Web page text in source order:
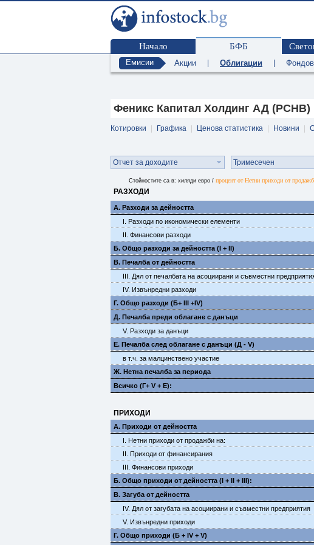
Начало БФБ
Емисии Акции Облигации
Феникс Капитал Холдинг АД (PCHB)
Котировки Графика Ценова статистика Новини
Отчет за доходите Тримесечен
Стойностите са в: хиляди евро / процент от Нетни приходи от
РАЗХОДИ
А. Разходи за дейността
I. Разходи по икономически елементи
II. Финансови разходи
Б. Общо разходи за дейността (I + II)
В. Печалба от дейността
III. Дял от печалбата на асоциирани и съвместни
IV. Извънредни разходи
Г. Общо разходи (Б+ III +IV)
Д. Печалба преди облагане с данъци
V. Разходи за данъци
E. Печалба след облагане с данъци (Д - V)
в т.ч. за малцинствено участие
Ж. Нетна печалба за периода
Всичко (Г+ V + Е):
ПРИХОДИ
А. Приходи от дейността
I. Нетни приходи от продажби на:
II. Приходи от финансирания
III. Финансови приходи
Б. Общо приходи от дейността (I + II + III):
В. Загуба от дейността
IV. Дял от загубата на асоциирани и съвместни предприятия
V. Извънредни приходи
Г. Общо приходи (Б + IV + V)